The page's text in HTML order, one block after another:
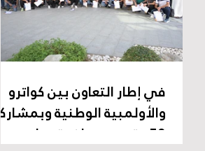
في إطار التعاون بين كواترو
والأولمبية الوطنية وبمشاركة
58 متدرب..محاضرة حول